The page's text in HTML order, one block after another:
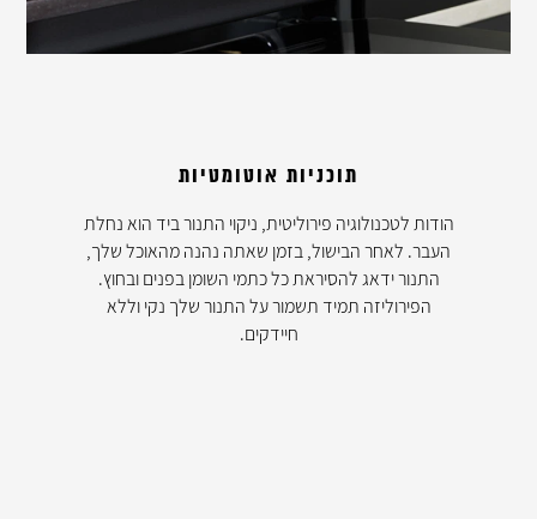
תוכניות אוטומטיות
הודות לטכנולוגיה פירוליטית, ניקוי התנור ביד הוא נחלת
העבר. לאחר הבישול, בזמן שאתה נהנה מהאוכל שלך,
התנור ידאג להסיראת כל כתמי השומן בפנים ובחוץ.
הפירוליזה תמיד תשמור על התנור שלך נקי וללא
חיידקים.